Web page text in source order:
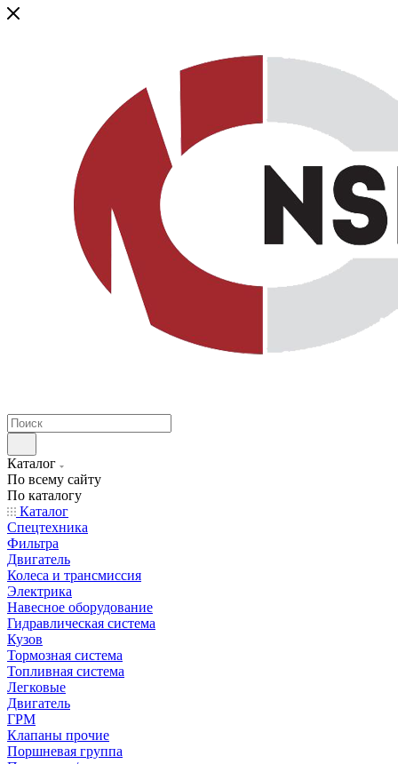
Каталог
По всему сайту
По каталогу
Каталог
Спецтехника
Фильтра
Двигатель
Колеса и трансмиссия
Электрика
Навесное оборудование
Гидравлическая система
Кузов
Тормозная система
Топливная система
Легковые
Двигатель
ГРМ
Клапаны прочие
Поршневая группа